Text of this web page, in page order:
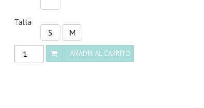
Talla
S
M
Gato
astronauta
AÑADIR AL CARRITO